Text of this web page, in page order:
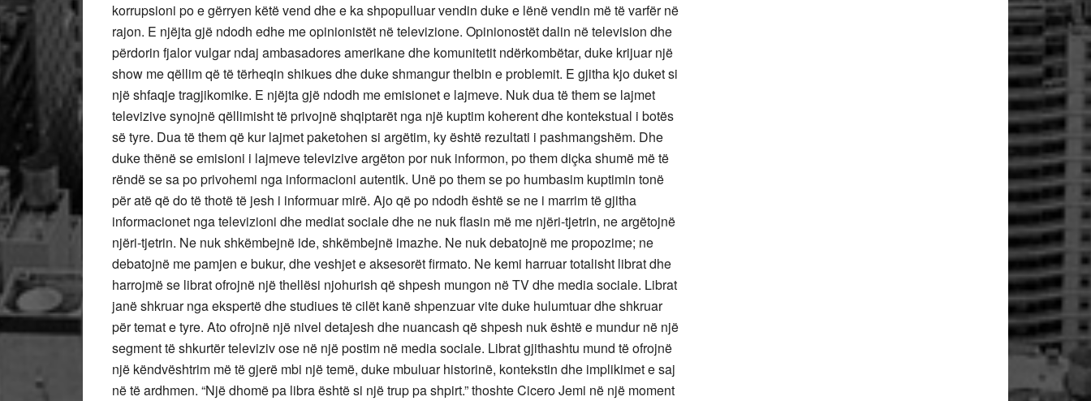
korrupsioni po e gërryen këtë vend dhe e ka shpopulluar vendin duke e lënë vendin më të varfër në
rajon. E njëjta gjë ndodh edhe me opinionistët në televizione. Opinionostët dalin në television dhe
përdorin fjalor vulgar ndaj ambasadores amerikane dhe komunitetit ndërkombëtar, duke krijuar një
show me qëllim që të tërheqin shikues dhe duke shmangur thelbin e problemit. E gjitha kjo duket si
një shfaqje tragjikomike. E njëjta gjë ndodh me emisionet e lajmeve. Nuk dua të them se lajmet
televizive synojnë qëllimisht të privojnë shqiptarët nga një kuptim koherent dhe kontekstual i botës
së tyre. Dua të them që kur lajmet paketohen si argëtim, ky është rezultati i pashmangshëm. Dhe
duke thënë se emisioni i lajmeve televizive argëton por nuk informon, po them diçka shumë më të
rëndë se sa po privohemi nga informacioni autentik. Unë po them se po humbasim kuptimin tonë
për atë që do të thotë të jesh i informuar mirë. Ajo që po ndodh është se ne i marrim të gjitha
informacionet nga televizioni dhe mediat sociale dhe ne nuk flasin më me njëri-tjetrin, ne argëtojnë
njëri-tjetrin. Ne nuk shkëmbejnë ide, shkëmbejnë imazhe. Ne nuk debatojnë me propozime; ne
debatojnë me pamjen e bukur, dhe veshjet e aksesorët firmato. Ne kemi harruar totalisht librat dhe
harrojmë se librat ofrojnë një thellësi njohurish që shpesh mungon në TV dhe media sociale. Librat
janë shkruar nga ekspertë dhe studiues të cilët kanë shpenzuar vite duke hulumtuar dhe shkruar
për temat e tyre. Ato ofrojnë një nivel detajesh dhe nuancash që shpesh nuk është e mundur në një
segment të shkurtër televiziv ose në një postim në media sociale. Librat gjithashtu mund të ofrojnë
një këndvështrim më të gjerë mbi një temë, duke mbuluar historinë, kontekstin dhe implikimet e saj
në të ardhmen. “Një dhomë pa libra është si një trup pa shpirt.” thoshte Cicero Jemi në një moment